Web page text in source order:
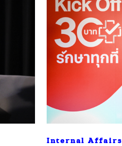
Internal Affairs